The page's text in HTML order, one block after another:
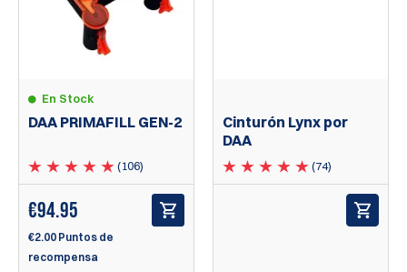
En Stock
DAA PRIMAFILL GEN-2
(106)
€94.95
€2.00 Puntos de
recompensa
Cinturón Lynx por
DAA
(74)